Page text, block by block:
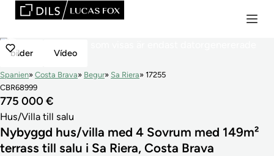
bilder Vídeo
Spanien Costa Brava Begur Sa Riera
17255
CBR68999
775 000 €
Hus/Villa till salu
Nybyggd hus/villa med 4 Sovrum med 149m²
terrass till salu i Sa Riera, Costa Brava